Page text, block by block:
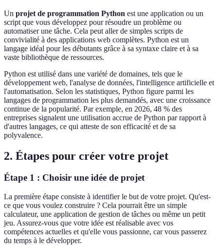
Un projet de programmation Python est une application ou un
script que vous développez pour résoudre un problème ou
automatiser une tâche. Cela peut aller de simples scripts de
convivialité à des applications web complètes. Python est un
langage idéal pour les débutants grâce à sa syntaxe claire et à sa
vaste bibliothèque de ressources.
Python est utilisé dans une variété de domaines, tels que le
développement web, l'analyse de données, l'intelligence artificielle et
l'automatisation. Selon les statistiques, Python figure parmi les
langages de programmation les plus demandés, avec une croissance
continue de la popularité. Par exemple, en 2026, 48 % des
entreprises signalent une utilisation accrue de Python par rapport à
d'autres langages, ce qui atteste de son efficacité et de sa
polyvalence.
2. Étapes pour créer votre projet
Étape 1 : Choisir une idée de projet
La première étape consiste à identifier le but de votre projet. Qu'est-
ce que vous voulez construire ? Cela pourrait être un simple
calculateur, une application de gestion de tâches ou même un petit
jeu. Assurez-vous que votre idée est réalisable avec vos
compétences actuelles et qu'elle vous passionne, car vous passerez
du temps à le développer.